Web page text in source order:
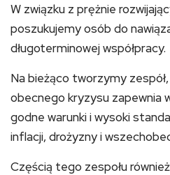
W związku z prężnie
poszukujemy osób do
długoterminowej współpracy.
Na bieżąco tworzymy
obecnego kryzysu zapewnia
godne warunki i wysoki
inflacji, drożyzny i
Częścią tego zespołu